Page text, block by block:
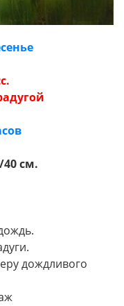
40 см.
дождливого